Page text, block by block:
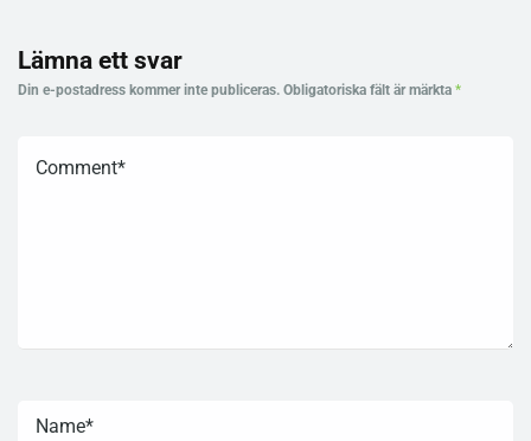
Lämna ett svar
Din e-postadress kommer inte publiceras. Obligatoriska fält är märkta *